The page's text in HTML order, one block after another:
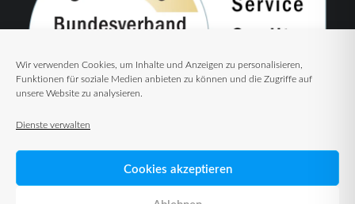
Wir verwenden Cookies, um Inhalte und Anzeigen zu personalisieren,
Funktionen für soziale Medien anbieten zu können und die Zugriffe auf
unsere Website zu analysieren.
Dienste verwalten
Cookies akzeptieren